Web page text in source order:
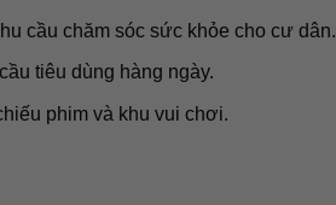
cầu chăm sóc sức khỏe cho cư dân.
tiêu dùng hàng ngày.
phim và khu vui chơi.